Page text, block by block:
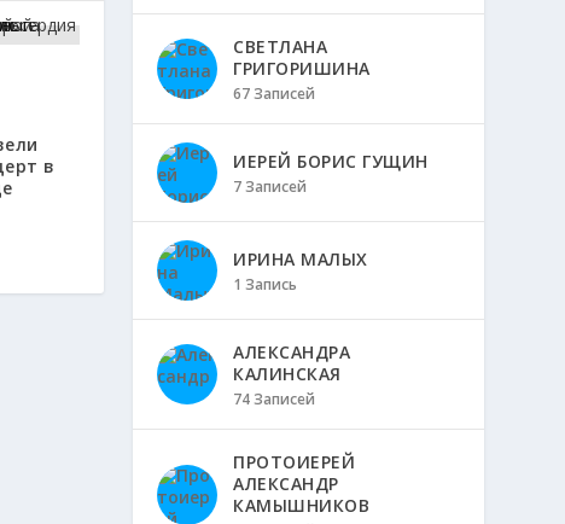
в
СВЕТЛАНА
ГРИГОРИШИНА
67 Записей
ИЕРЕЙ БОРИС ГУЩИН
7 Записей
ИРИНА МАЛЫХ
1 Запись
АЛЕКСАНДРА
КАЛИНСКАЯ
74 Записей
ПРОТОИЕРЕЙ
АЛЕКСАНДР
КАМЫШНИКОВ